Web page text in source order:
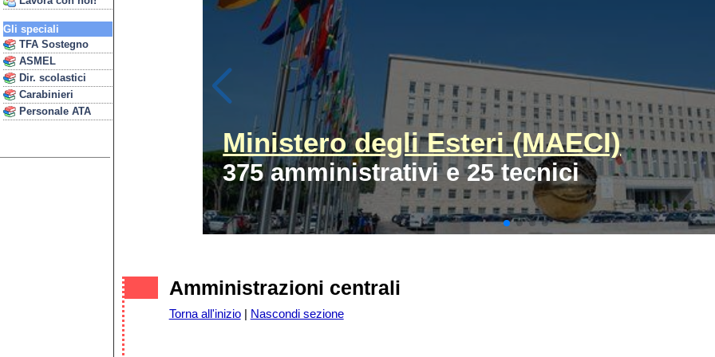
Gli speciali
TFA Sostegno
ASMEL
Dir. scolastici
Carabinieri
Personale ATA
Ministero degli Esteri (MAECI)
375 amministrativi e 25 tecnici
Amministrazioni centrali
Torna all'inizio| Nascondi sezione